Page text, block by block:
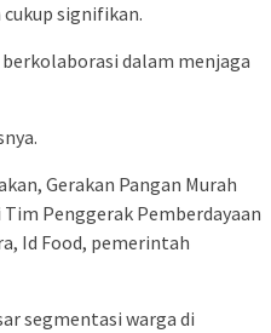
signifikan.
dalam menjaga
Gerakan Pangan Murah
Penggerak Pemberdayaan
Id Food, pemerintah
segmentasi warga di